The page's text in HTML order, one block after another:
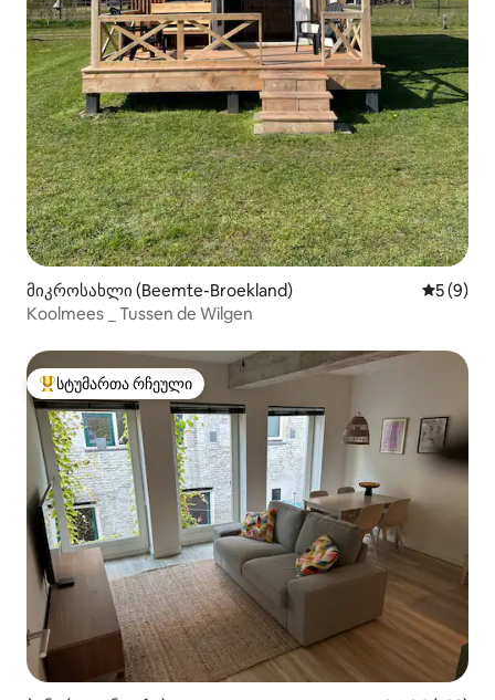
მიკროსახლი (Beemte-Broekland) საშუალო
5 (9)
Koolmees _ Tussen de Wilgen
სტუმართა რჩეული მოწინავე ვარიანტი
სტუმართა რჩეული